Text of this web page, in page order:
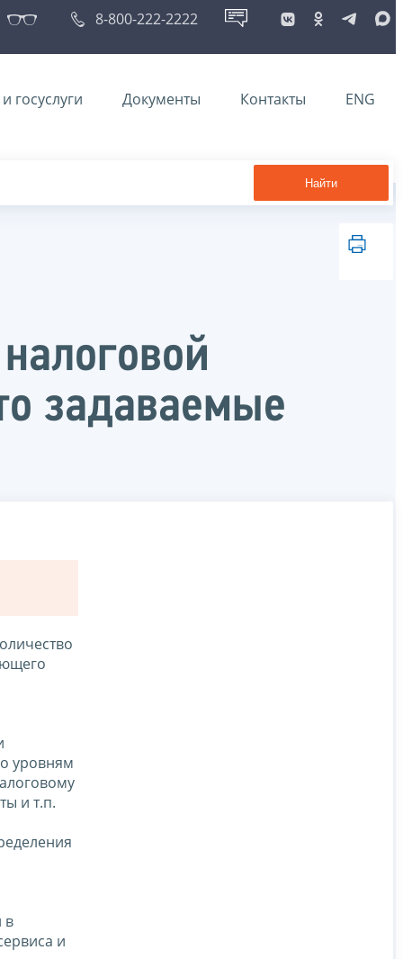
8-800-222-2222
госуслуги Документы Контакты ENG
Найти
задаваемые
уровням
и т.п.
в
и